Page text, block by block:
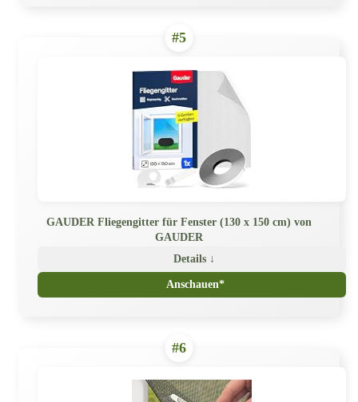
#5
GAUDER Fliegengitter für Fenster (130 x 150 cm) von
GAUDER
Details ↓
Anschauen*
#6